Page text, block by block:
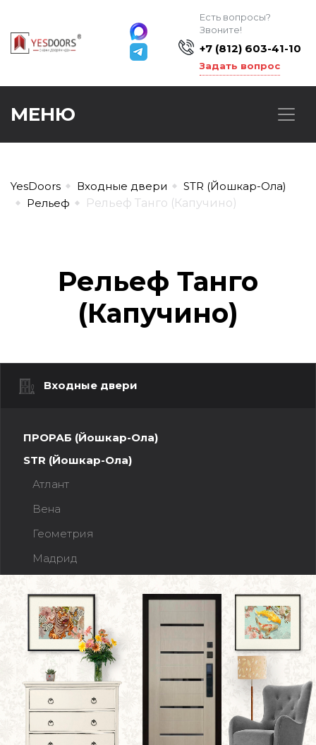
Есть вопросы?
Звоните!
+7 (812) 603-41-10
Задать вопрос
МЕНЮ
YesDoors Входные двери
STR (Йошкар-Ола)
Рельеф
Рельеф Танго (Капучино)
Рельеф Танго
(Капучино)
Входные двери
ПРОРАБ (Йошкар-Ола)
STR (Йошкар-Ола)
Атлант
Вена
Геометрия
Мадрид
Рельеф
Рельеф Зеркало МАХ (эмалит Белый)
Рельеф Зеркало МАХ (эмалит Серый)
Рельеф Зеркало ОПТИМА (эмалит Белый)
Рельеф Зеркало ПРЕСТИЖ (Капучино)
Рельеф Бостон (эмаль Арктика)
СТАЛЬНЫЕ ДВЕРИ (Распродажа)
Межкомнатные двери